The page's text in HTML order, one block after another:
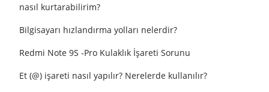
nasıl kurtarabilirim?
Bilgisayarı hızlandırma yolları nelerdir?
Redmi Note 9S -Pro Kulaklık İşareti Sorunu
Et (@) işareti nasıl yapılır? Nerelerde kullanılır?